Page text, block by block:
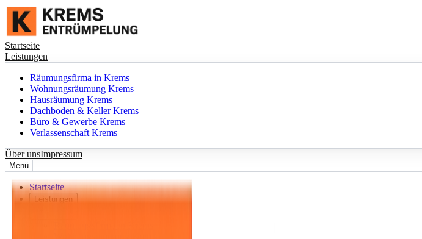
Startseite
Leistungen
Räumungsfirma in Krems
Wohnungsräumung Krems
Hausräumung Krems
Dachboden & Keller Krems
Büro & Gewerbe Krems
Verlassenschaft Krems
Über unsImpressum
Menü
Startseite
Leistungen